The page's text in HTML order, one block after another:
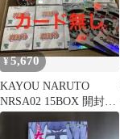
¥5,670
KAYOU NARUTO
NRSA02 15BOX 開封済
み ＋ポスター５枚